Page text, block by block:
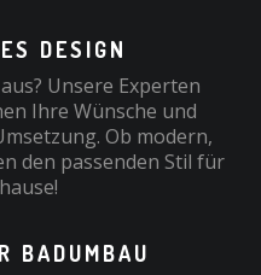
DESIGN
Unsere Experten
Ihre Wünsche und
Ob modern,
den passenden Stil für
BADUMBAU